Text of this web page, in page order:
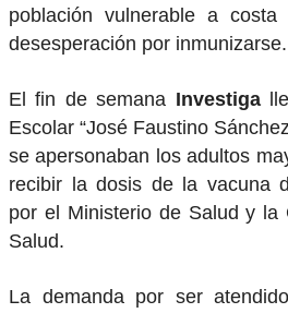
población vulnerable a
desesperación por inmunizarse.
El fin de semana Investiga
Escolar “José Faustino
se apersonaban los adultos
recibir la dosis de la vacuna
por el Ministerio de Salud y la
Salud.
La demanda por ser